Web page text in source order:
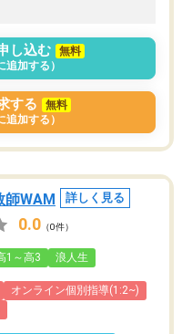
し込む
無料
追加する）
する
無料
追加する）
師WAM 詳しく見る
0.0 （0件）
1～高3 浪人生
オンライン個別指導(1:2~)